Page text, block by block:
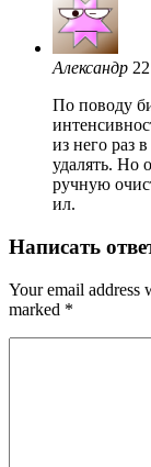
Александр
По поводу
из него раз
удалять. Но
ручную
ил.
Написать
Your email address
marked *